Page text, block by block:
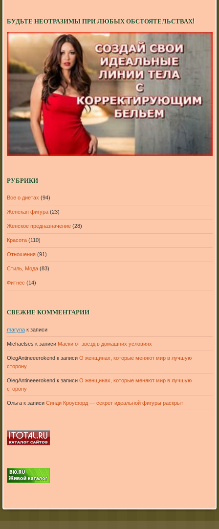
БУДЬТЕ НЕОТРАЗИМЫ ПРИ ЛЮБЫХ ОБСТОЯТЕЛЬСТВАХ!
РУБРИКИ
Все о диетах (94)
Женская фигура(23)
Женское предназначение(28)
Красота(110)
Отношения(91)
Стиль, Мода(83)
Фитнес (14)
СВЕЖИЕ КОММЕНТАРИИ
marynaк записи
Michaelses к записи Маски от звезд в домашних условиях
OlegAntineeerokendк записи О женщинах, которые меняют мир в лучшую
сторону
OlegAntineeerokendк записи О женщинах, которые меняют мир в лучшую
сторону
Ольгак записи Синди Кроуфорд — секрет идеальной фигуры раскрыт